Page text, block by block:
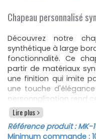
Chapeau personnalisé
Découvrez notre
synthétique à large
fonctionnalité. Ce
partir de matériaux
une finition qui imite
une touche
personnalisation rend
votre marque ou votre
un texte personnalisé
un outil publicitaire
Lire plus
Référence produit :MK-
Minimum commande :